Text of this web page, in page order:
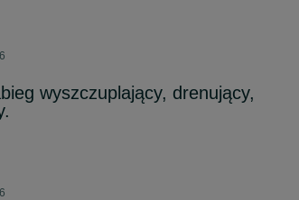
wyszczuplający, drenujący,